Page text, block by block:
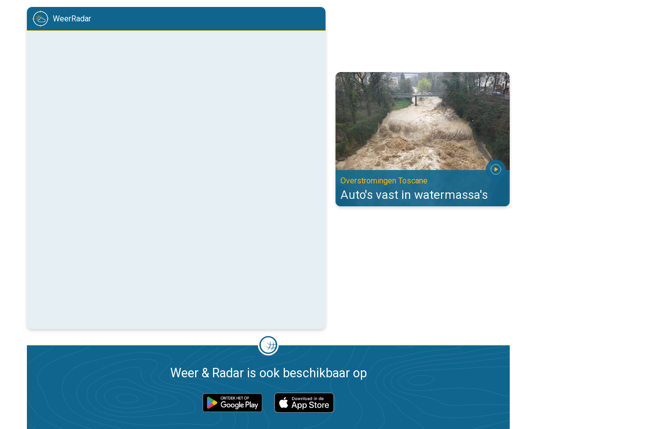
WeerRadar
Auto's vast in watermassa's. Overstromingen Toscane. . .
Overstromingen Toscane
Auto's vast in watermassa's
Weer & Radar is ook beschikbaar op